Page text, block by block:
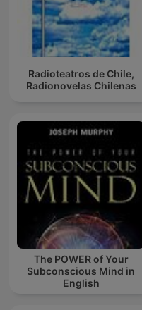
Radioteatros de Chile,
Radionovelas Chilenas
The POWER of Your
Subconscious Mind in
English